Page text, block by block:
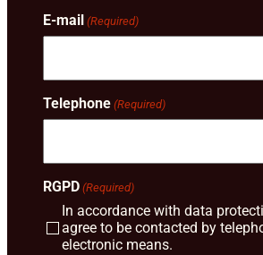
E-mail (Required)
Telephone (Required)
RGPD (Required)
In accordance with data
agree to be contacted by
electronic means.